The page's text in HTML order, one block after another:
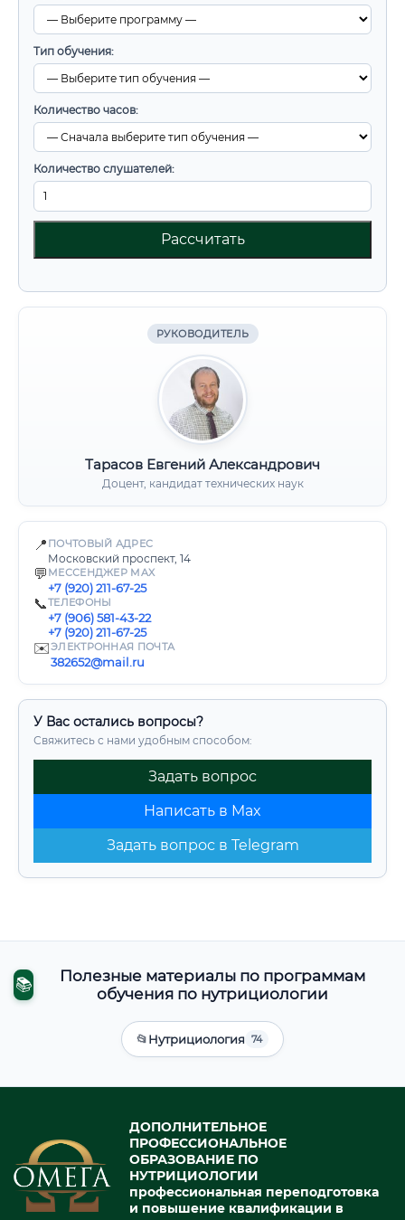
Тип обучения:
Количество часов:
Количество слушателей:
Рассчитать
РУКОВОДИТЕЛЬ
Тарасов Евгений Александрович
Доцент, кандидат технических наук
📍 ПОЧТОВЫЙ АДРЕС
Московский проспект, 14
💬 МЕССЕНДЖЕР MAX
+7 (920) 211-67-25
📞ТЕЛЕФОНЫ
+7 (906) 581-43-22
+7 (920) 211-67-25
✉️ЭЛЕКТРОННАЯ ПОЧТА
382652@mail.ru
У Вас остались вопросы?
Свяжитесь с нами удобным способом:
Задать вопрос
Написать в Max
Задать вопрос в Telegram
📚
Полезные материалы по программам
обучения по нутрициологии
📂Нутрициология 74
ДОПОЛНИТЕЛЬНОЕ
ПРОФЕССИОНАЛЬНОЕ
ОБРАЗОВАНИЕ ПО
НУТРИЦИОЛОГИИ
профессиональная переподготовка
и повышение квалификации в